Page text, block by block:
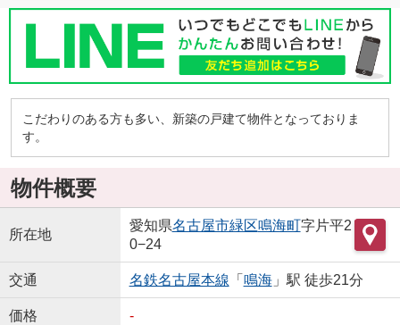
こだわりのある方も多い、新築の戸建て物件となっておりま
す。
物件概要
所在地
愛知県名古屋市緑区鳴海町字片平2
0−24
交通 名鉄名古屋本線 「 鳴海」駅 徒歩21分
価格 -